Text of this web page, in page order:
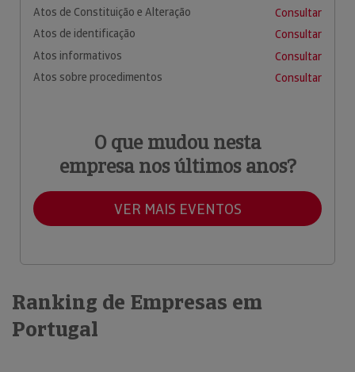
Atos de Constituição e Alteração
Consultar
Atos de identificação
Consultar
Atos informativos
Consultar
Atos sobre procedimentos
Consultar
O que mudou nesta
empresa nos últimos anos?
VER MAIS EVENTOS
Ranking de Empresas em
Portugal